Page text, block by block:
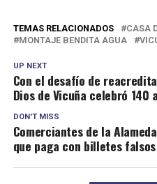
TEMAS RELACIONADOS CASA
MONTAJE BENDITA AGUA
UP NEXT
Con el desafío de
Dios de Vicuña celebró 140
DON'T MISS
Comerciantes de la
que paga con billetes